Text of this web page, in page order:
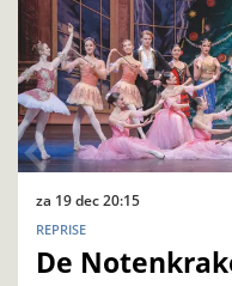
De
REPRISE
za 19 dec20:15